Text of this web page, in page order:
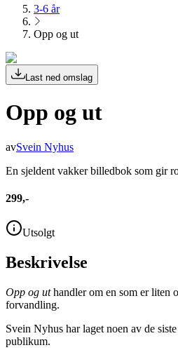
3-6 år
Opp og ut
Last ned omslag
Opp og ut
avSvein Nyhus
En sjeldent vakker billedbok som gir
299,-
Utsolgt
Beskrivelse
Opp og uthandler om en som er liten
forvandling.
Svein Nyhus har laget noen av de
publikum.